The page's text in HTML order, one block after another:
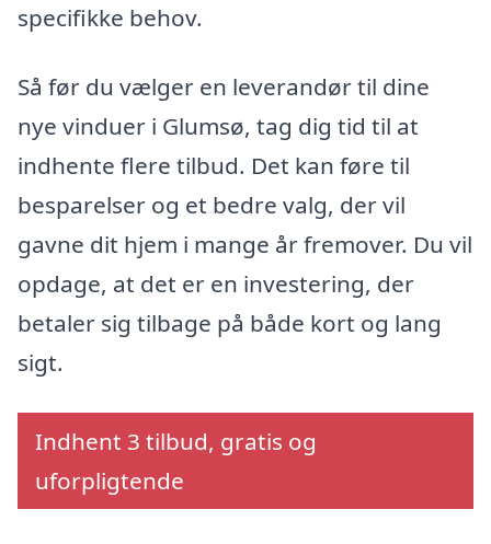
specifikke behov.
Så før du vælger en leverandør til dine
nye vinduer i Glumsø, tag dig tid til at
indhente flere tilbud. Det kan føre til
besparelser og et bedre valg, der vil
gavne dit hjem i mange år fremover. Du vil
opdage, at det er en investering, der
betaler sig tilbage på både kort og lang
sigt.
Indhent 3 tilbud, gratis og
uforpligtende